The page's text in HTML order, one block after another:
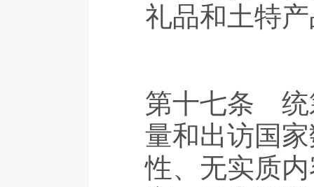
礼品和土特
第十七条 统
量和出访国
性、无实质